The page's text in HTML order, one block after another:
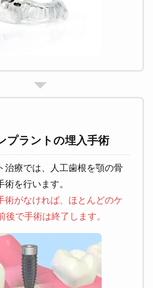
プラントの埋入手術
治療では、人工歯根を顎の骨
術を行います。
がなければ、ほとんどのケ
後で手術は終了します。